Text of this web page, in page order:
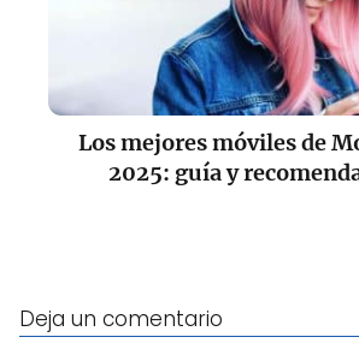
Los mejores móviles de
2025: guía y
Deja un comentario